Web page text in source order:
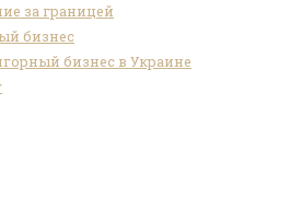
за границей
бизнес
бизнес в Украине